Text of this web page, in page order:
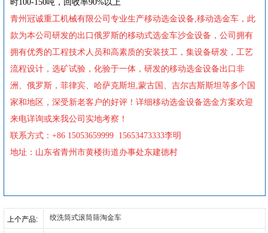
时100-150吨，回收率90%以上
青州冠诚重工机械有限公司专业生产移动选金设备,移动选金车，此
款为本公司研发的出口俄罗斯的移动式选金车沙金设备，公司拥有
拥有优秀的工程技术人员和高素质的安装技工，集设备研发，工艺
流程设计，选矿试验，化验于一体，研发的移动选金设备出口非
洲、俄罗斯，菲律宾、哈萨克斯坦,蒙古国、吉尔吉斯斯坦等多个国
家和地区，深受新老客户的好评！详细移动选金设备选金方案欢迎
来电详询或来我公司实地考察！
联系方式：+86 15053659999 15653473333李明
地址：山东省青州市黄楼街道办事处东建德村
上个产品: 绞洗筒式滚筒筛淘金车